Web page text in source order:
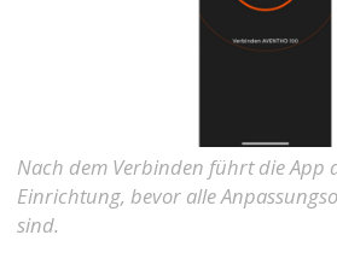
Nach dem Verbinden führt die App
Einrichtung, bevor alle
sind.